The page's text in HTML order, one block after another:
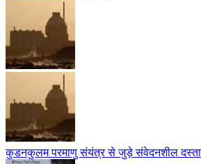
कुडनकुलम परमाणु संयंत्र से जुड़े संवेदनशील